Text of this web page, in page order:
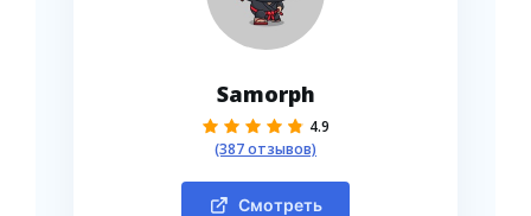
Samorph
4.9
(387 отзывов)
Смотреть